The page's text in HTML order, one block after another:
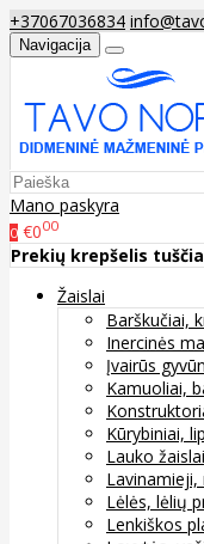
+37067036834
Navigacija
Mano paskyra
0 €000
Prekių krepšelis
Žaislai
Barškučiai,
Inercinės
Įvairūs
Kamuoliai,
Kūrybiniai,
Lauko
Lavinamieji,
Lėlės, lėlių
Lenkiškos